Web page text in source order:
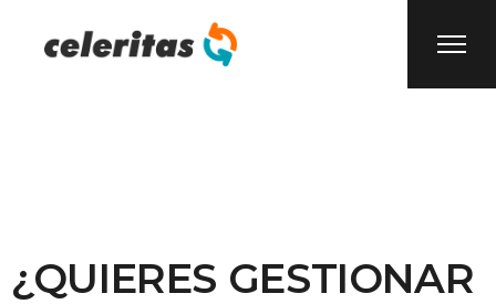
¿QUIERES GESTIONAR